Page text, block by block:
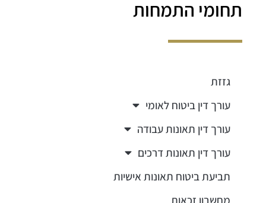
תחומי התמחות
גזזת
עורך דין ביטוח לאומי
עורך דין תאונות עבודה
עורך דין תאונות דרכים
תביעת ביטוח תאונות אישיות
מחשבון זכאות